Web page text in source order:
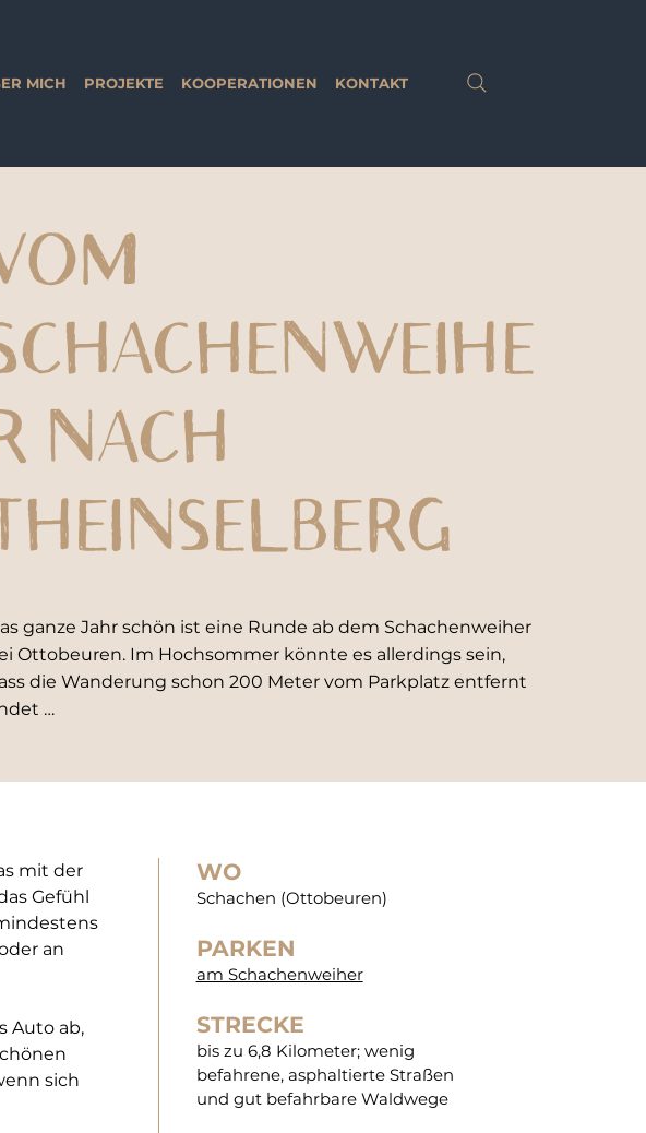
MICH PROJEKTE KOOPERATIONEN KONTAKT
NACH
THEINSELBERG
ganze Jahr schön ist eine Runde ab dem Schachenweiher
Ottobeuren. Im Hochsommer könnte es allerdings sein,
die Wanderung schon 200 Meter vom Parkplatz entfernt
…
mit der
Gefühl
an
Auto ab,
sich
WO
Schachen (Ottobeuren)
PARKEN
am Schachenweiher
STRECKE
bis zu 6,8 Kilometer; wenig
befahrene, asphaltierte Straßen
und gut befahrbare Waldwege